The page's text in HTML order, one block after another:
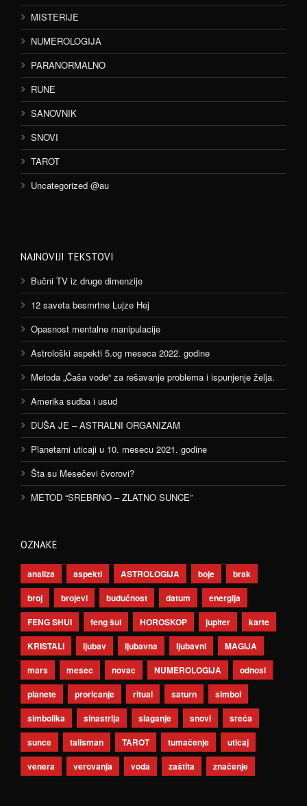
MISTERIJE
NUMEROLOGIJA
PARANORMALNO
RUNE
SANOVNIK
SNOVI
TAROT
Uncategorized @au
NAJNOVIJI TEKSTOVI
Bučni TV iz druge dimenzije
12 saveta besmrtne Lujze Hej
Opasnost mentalne manipulacije
Astrološki aspekti 5.og meseca 2022. godine
Metoda „Čaša vode“ za rešavanje problema i ispunjenje želja.
Amerika sudba i usud
DUŠA JE – ASTRALNI ORGANIZAM
Planetarni uticaji u 10. mesecu 2021. godine
Šta su Mesečevi čvorovi?
METOD “SREBRNO – ZLATNO SUNCE”
OZNAKE
analiza aspekti ASTROLOGIJA boje
brak
broj
brojevi budućnost datum
energija
FENG SHUI
feng šui HOROSKOP jupiter
karte
KRISTALI
ljubav ljubavna ljubavni
MAGIJA
mars
mesec novac NUMEROLOGIJA
odnosi
planete
proricanje ritual saturn
simbol
simbolika
sinastrija slaganje snovi
sreća
sunce
talisman TAROT tumačenje
uticaj
venera
verovanja voda zaštita značenje